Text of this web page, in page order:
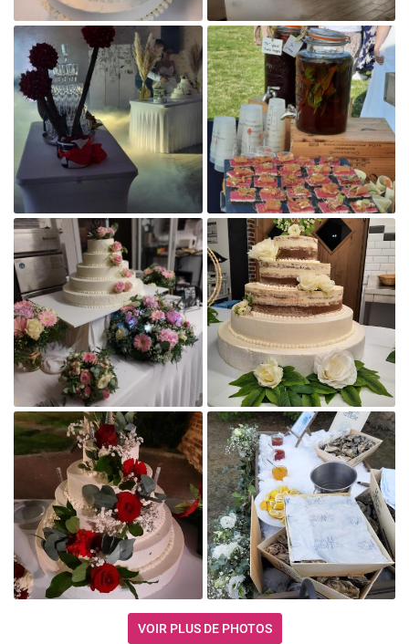
Agrandir la photo

Agrandir la photo

Agrandir la photo
VOIR PLUS DE PHOTOS